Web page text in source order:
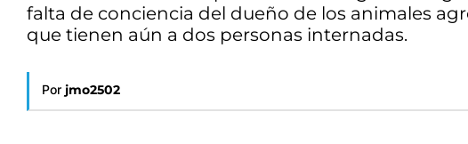
falta de conciencia del dueño de los animales
que tienen aún a dos personas internadas.
Por jmo2502